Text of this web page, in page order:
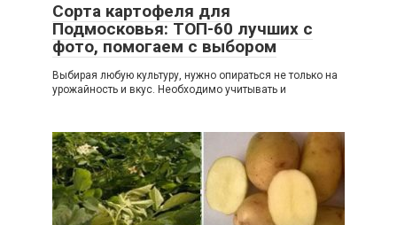
Сорта картофеля для
Подмосковья: ТОП-60 лучших с
фото, помогаем с выбором
Выбирая любую культуру, нужно опираться не только на
урожайность и вкус. Необходимо учитывать и